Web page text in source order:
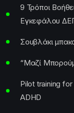
9 Τρόποι
Εγκεφάλου
Σουβλάκι
“Μαζί
Pilot training
ADHD